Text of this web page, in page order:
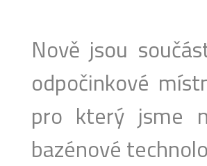
Nově jsou
odpočinkové
pro který jsme
bazénové